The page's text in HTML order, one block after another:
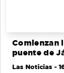
Comienzan
puente de
Las Noticias -